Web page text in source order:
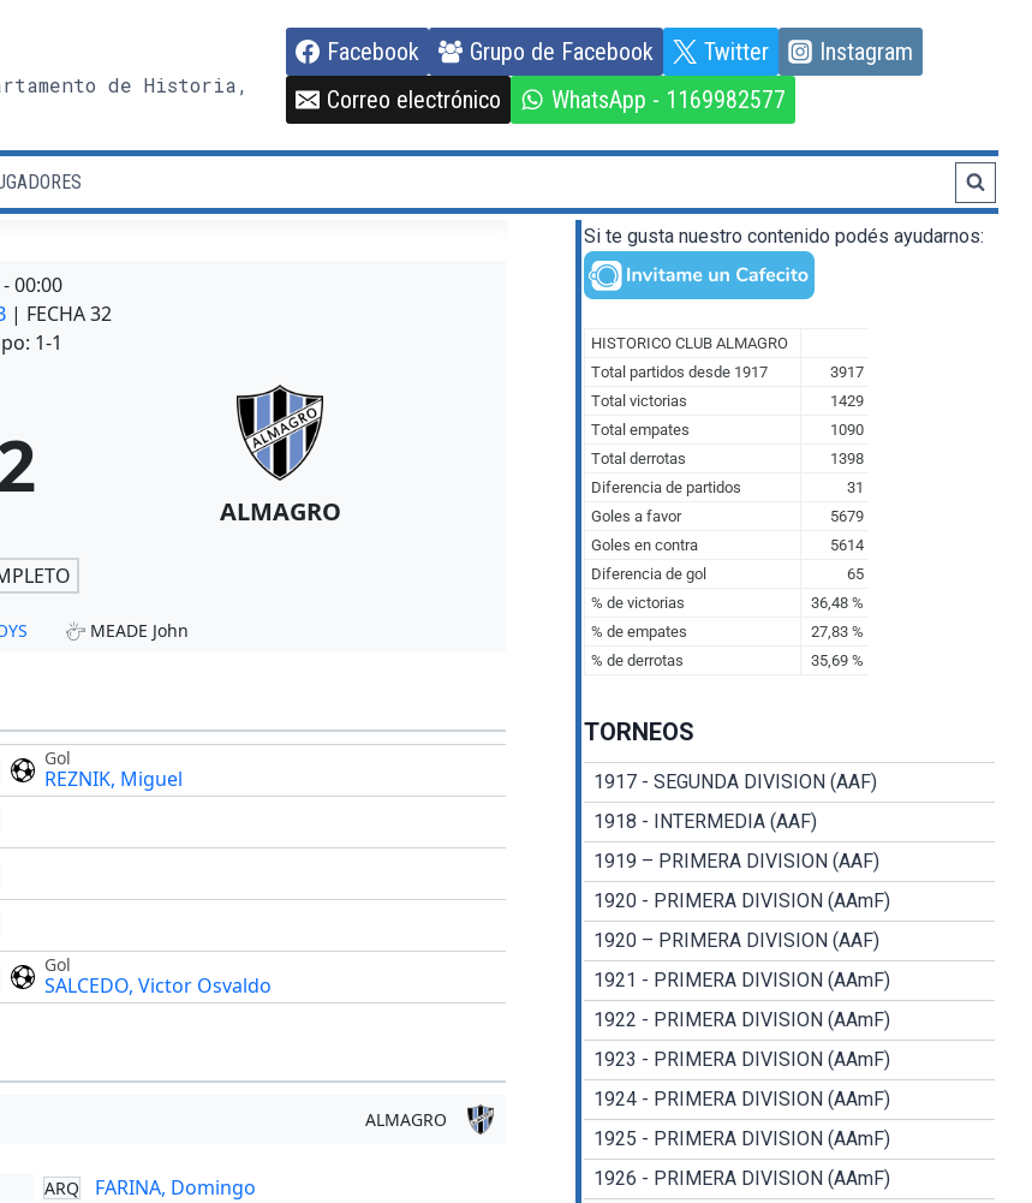
de Historia,
Facebook Grupo de Facebook Twitter
Instagram
Correo electrónico
WhatsApp - 1169982577
-00:00
| FECHA 32
1-1
ALMAGRO
MEADE John
Gol
REZNIK, Miguel
Gol
SALCEDO, Victor Osvaldo
ALMAGRO
ARQ FARINA, Domingo
Si te gusta nuestro contenido podés ayudarnos:
TORNEOS
1917 - SEGUNDA DIVISION (AAF)
1918 - INTERMEDIA (AAF)
1919 – PRIMERA DIVISION (AAF)
1920 - PRIMERA DIVISION (AAmF)
1920 – PRIMERA DIVISION (AAF)
1921 - PRIMERA DIVISION (AAmF)
1922 - PRIMERA DIVISION (AAmF)
1923 - PRIMERA DIVISION (AAmF)
1924 - PRIMERA DIVISION (AAmF)
1925 - PRIMERA DIVISION (AAmF)
1926 - PRIMERA DIVISION (AAmF)